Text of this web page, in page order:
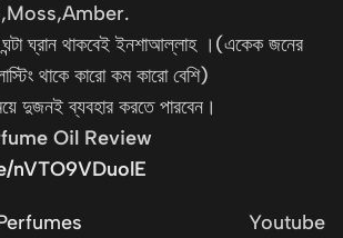
ঘ্রান থাকবেই ইনশাআল্লাহ ।(একেক জনের
থাকে কারো কম কারো বেশি)
দুজনই ব্যবহার করতে পারবেন।
Oil Review
nVTO9VDuolE
Youtube